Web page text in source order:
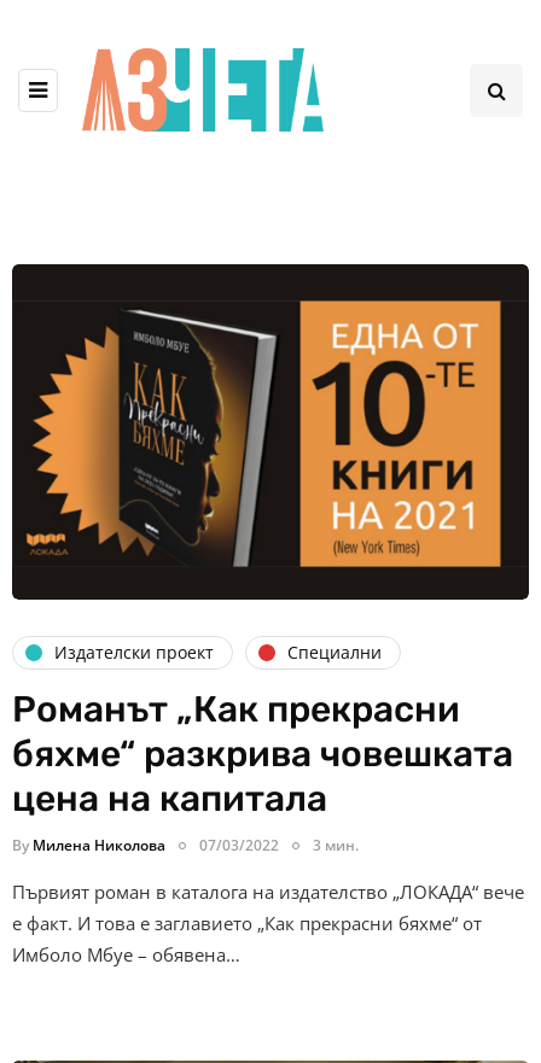
Издателски проект Специални
Романът „Как прекрасни
бяхме“ разкрива човешката
цена на капитала
By Милена Николова 07/03/2022 3 мин.
Първият роман в каталога на издателство „ЛОКАДА“ вече
е факт. И това е заглавието „Как прекрасни бяхме“ от
Имболо Мбуе – обявена…